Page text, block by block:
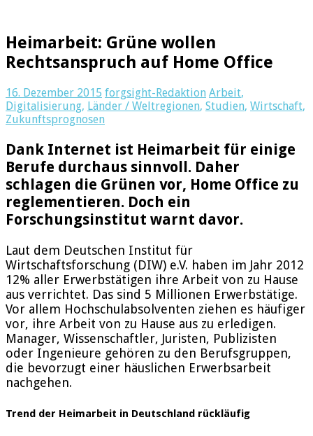
Heimarbeit: Grüne wollen
Rechtsanspruch auf Home Office
16. Dezember 2015 forgsight-Redaktion Arbeit,
Digitalisierung, Länder / Weltregionen, Studien, Wirtschaft,
Zukunftsprognosen
Dank Internet ist Heimarbeit für einige
Berufe durchaus sinnvoll. Daher
schlagen die Grünen vor, Home Office zu
reglementieren. Doch ein
Forschungsinstitut warnt davor.
Laut dem Deutschen Institut für
Wirtschaftsforschung (DIW) e.V. haben im Jahr 2012
12% aller Erwerbstätigen ihre Arbeit von zu Hause
aus verrichtet. Das sind 5 Millionen Erwerbstätige.
Vor allem Hochschulabsolventen ziehen es häufiger
vor, ihre Arbeit von zu Hause aus zu erledigen.
Manager, Wissenschaftler, Juristen, Publizisten
oder Ingenieure gehören zu den Berufsgruppen,
die bevorzugt einer häuslichen Erwerbsarbeit
nachgehen.
Trend der Heimarbeit in Deutschland rückläufig